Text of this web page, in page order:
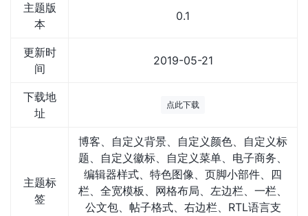
主题版
本
0.1
更新时
间
2019-05-21
下载地
址
点此下载
主题标
签
博客、自定义背景、自定义颜色、自定义标
题、自定义徽标、自定义菜单、电子商务、
编辑器样式、特色图像、页脚小部件、四
栏、全宽模板、网格布局、左边栏、一栏、
公文包、帖子格式、右边栏、RTL语言支